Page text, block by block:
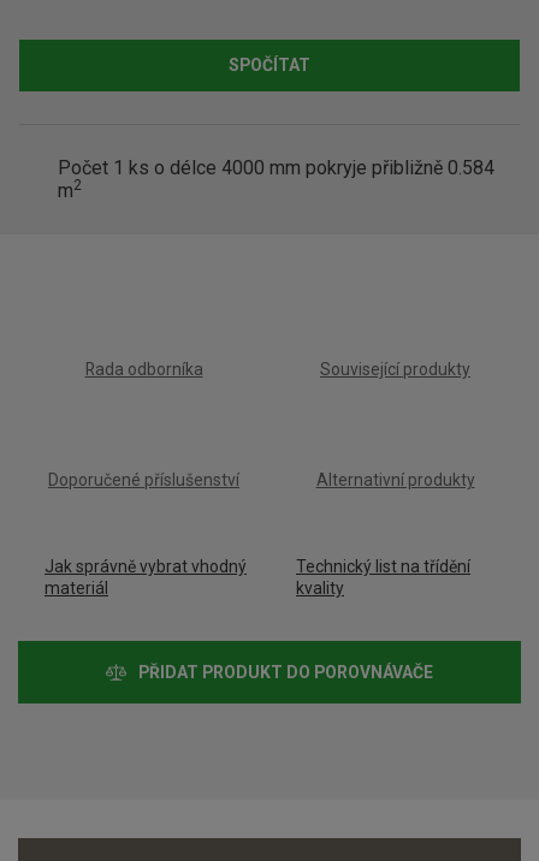
Rada odborníka Související produkty
Doporučené příslušenství Alternativní produkty
Jak správně vybrat vhodný
materiál
Technický list na třídění
kvality
PŘIDAT PRODUKT DO POROVNÁVAČE
SPOČÍTAT
Počet 1 ks o délce 4000 mm pokryje přibližně 0.584
m2